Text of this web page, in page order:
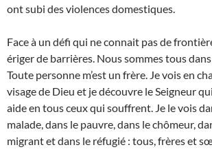
ont subi des violences domestiques.
Face à un défi qui ne connait pas de
ériger de barrières. Nous sommes tous
Toute personne m’est un frère. Je vois en
visage de Dieu et je découvre le Seigneur
aide en tous ceux qui souffrent. Je le vois
malade, dans le pauvre, dans le chômeur,
migrant et dans le réfugié : tous, frères et